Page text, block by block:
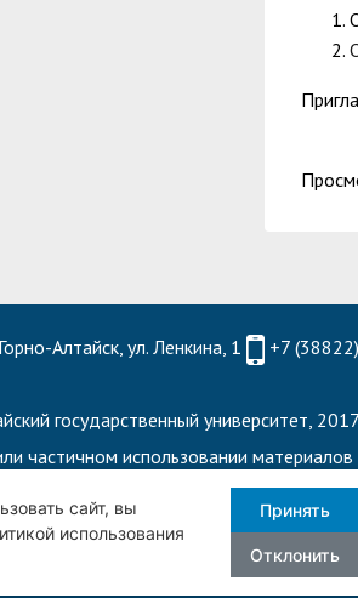
Алтайск, ул. Ленкина, 1 +7
государственный университет,
частичном использовании материалов
71 - Горячая линия по обеспечению
сайт, вы
использования
Принять
Отклонить